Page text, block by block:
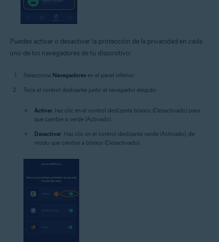
Puedes activar o desactivar la protección de la privacidad en cada
uno de los navegadores de tu dispositivo:
Selecciona Navegadores en el panel inferior.
Toca el control deslizante junto al navegador elegido:
Activar: haz clic en el control deslizante blanco (Desactivado) para
que cambie a verde (Activado).
Desactivar: Haz clic en el control deslizante verde (Activado), de
modo que cambie a blanco (Desactivado).